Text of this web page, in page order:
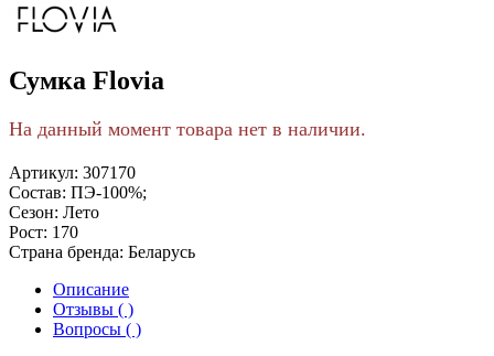
Сумка Flovia
На данный момент товара нет в наличии.
Артикул: 307170
Состав: ПЭ-100%;
Сезон: Лето
Рост: 170
Страна бренда: Беларусь
Описание
Отзывы ( )
Вопросы ( )